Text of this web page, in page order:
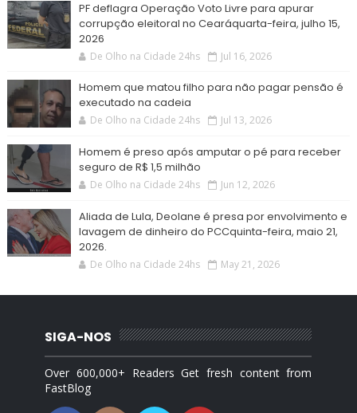
PF deflagra Operação Voto Livre para apurar
corrupção eleitoral no Cearáquarta-feira, julho 15,
2026
De Olho na Cidade 24hs Jul 16, 2026
Homem que matou filho para não pagar pensão é
executado na cadeia
De Olho na Cidade 24hs Jul 13, 2026
Homem é preso após amputar o pé para receber
seguro de R$ 1,5 milhão
De Olho na Cidade 24hs Jun 12, 2026
Aliada de Lula, Deolane é presa por envolvimento e
lavagem de dinheiro do PCCquinta-feira, maio 21,
2026.
De Olho na Cidade 24hs May 21, 2026
SIGA-NOS
Over 600,000+ Readers Get fresh content from
FastBlog